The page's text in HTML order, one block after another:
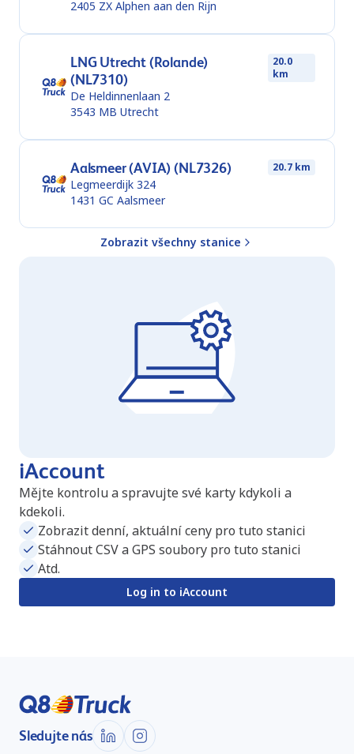
2405 ZX Alphen aan den Rijn
LNG Utrecht (Rolande)
(NL7310)
20.0
km
De Heldinnenlaan 2
3543 MB Utrecht
Aalsmeer (AVIA) (NL7326) 20.7 km
Legmeerdijk 324
1431 GC Aalsmeer
Zobrazit všechny stanice
iAccount
Mějte kontrolu a spravujte své karty kdykoli a
kdekoli.
Zobrazit denní, aktuální ceny pro tuto stanici
Stáhnout CSV a GPS soubory pro tuto stanici
Atd.
Log in to iAccount
Sledujte nás